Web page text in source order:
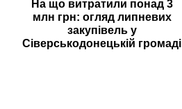
На що витратили понад 3
млн грн: огляд липневих
закупівель у
Сіверськодонецькій громаді